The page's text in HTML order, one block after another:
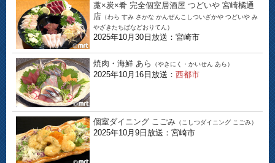
藁×炭×肴 完全個室居酒屋 つどいや 宮崎橘通
店 （わら すみ さかな かんぜんこしついざかや つどいや み
やざきたちばなどおりてん）
2025年10月30日放送：宮崎市
焼肉・海鮮 あら （やきにく・かいせん あら）
2025年10月16日放送： 西都市
個室ダイニング こごみ （こしつダイニング こごみ）
2025年10月9日放送：宮崎市